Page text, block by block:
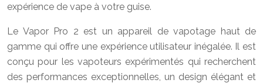
expérience de vape à votre guise.
Le Vapor Pro 2 est un appareil de vapotage haut de
gamme qui offre une expérience utilisateur inégalée. Il est
conçu pour les vapoteurs expérimentés qui recherchent
des performances exceptionnelles, un design élégant et